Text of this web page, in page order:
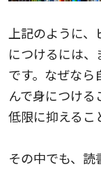
上記のように
につけるには
です。なぜな
んで身につけ
低限に抑えるこ
その中でも、